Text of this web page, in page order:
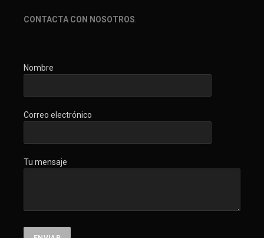
CONTACTA CON NOSOTROS
Nombre
Correo electrónico
Tu mensaje